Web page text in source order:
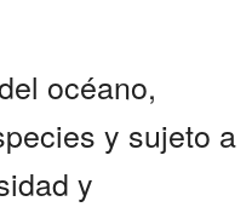
océano,
y sujeto a
y